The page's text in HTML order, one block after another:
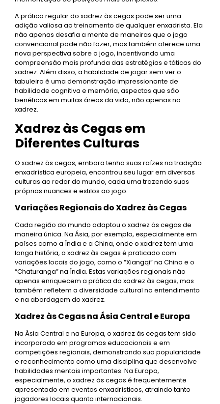
A prática regular do xadrez às cegas pode ser uma
adição valiosa ao treinamento de qualquer enxadrista. Ela
não apenas desafia a mente de maneiras que o jogo
convencional pode não fazer, mas também oferece uma
nova perspectiva sobre o jogo, incentivando uma
compreensão mais profunda das estratégias e táticas do
xadrez. Além disso, a habilidade de jogar sem ver o
tabuleiro é uma demonstração impressionante de
habilidade cognitiva e memória, aspectos que são
benéficos em muitas áreas da vida, não apenas no
xadrez.
Xadrez às Cegas em
Diferentes Culturas
O xadrez às cegas, embora tenha suas raízes na tradição
enxadrística europeia, encontrou seu lugar em diversas
culturas ao redor do mundo, cada uma trazendo suas
próprias nuances e estilos ao jogo.
Variações Regionais do Xadrez às Cegas
Cada região do mundo adaptou o xadrez às cegas de
maneira única. Na Ásia, por exemplo, especialmente em
países como a Índia e a China, onde o xadrez tem uma
longa história, o xadrez às cegas é praticado com
variações locais do jogo, como o “Xiangqi” na China e o
“Chaturanga” na Índia. Estas variações regionais não
apenas enriquecem a prática do xadrez às cegas, mas
também refletem a diversidade cultural no entendimento
e na abordagem do xadrez.
Xadrez às Cegas na Ásia Central e Europa
Na Ásia Central e na Europa, o xadrez às cegas tem sido
incorporado em programas educacionais e em
competições regionais, demonstrando sua popularidade
e reconhecimento como uma disciplina que desenvolve
habilidades mentais importantes. Na Europa,
especialmente, o xadrez às cegas é frequentemente
apresentado em eventos enxadrísticos, atraindo tanto
jogadores locais quanto internacionais.